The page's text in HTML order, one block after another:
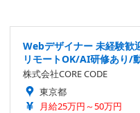
Webデザイナー 未経験歓
リモートOK/AI研修あり/
株式会社CORE CODE
東京都
月給25万円～50万円